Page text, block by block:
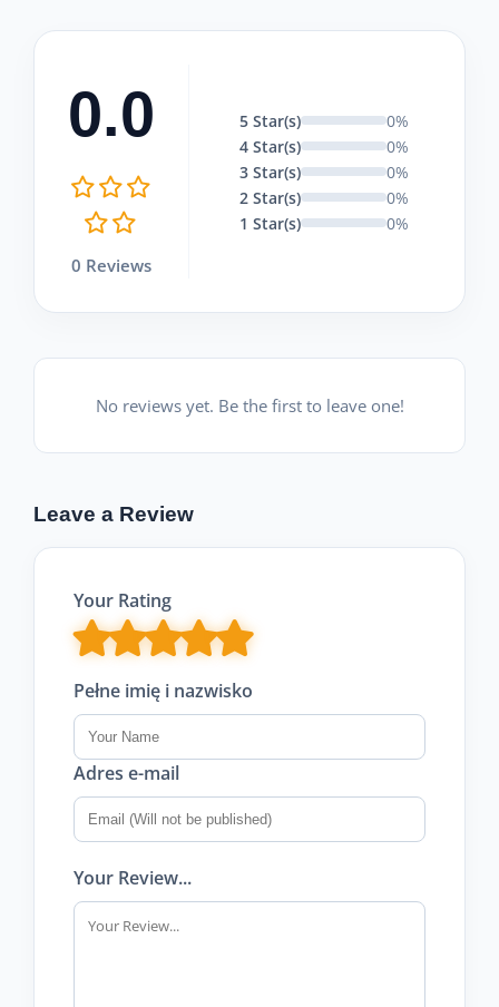
0.0
0 Reviews
5 Star(s)
0%
4 Star(s)
0%
3 Star(s)
0%
2 Star(s)
0%
1 Star(s)
0%
No reviews yet. Be the first to leave one!
Leave a Review
Your Rating
Pełne imię i nazwisko
Adres e-mail
Your Review...